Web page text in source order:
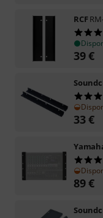
RCF
39€
33€
89€